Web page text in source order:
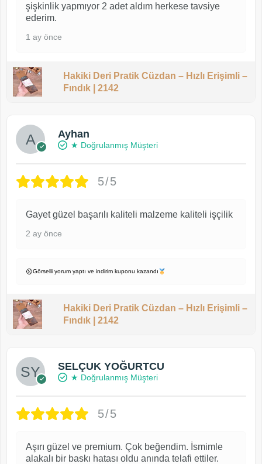
şişkinlik yapmıyor 2 adet aldım herkese tavsiye
ederim.
1 ay önce
Hakiki Deri Pratik Cüzdan – Hızlı Erişimli –
Fındık | 2142
Ayhan
★ Doğrulanmış Müşteri
5/5
Gayet güzel başarılı kaliteli malzeme kaliteli işçilik
2 ay önce
Görselli yorum yaptı ve indirim kuponu kazandı
Hakiki Deri Pratik Cüzdan – Hızlı Erişimli –
Fındık | 2142
SELÇUK YOĞURTCU
★ Doğrulanmış Müşteri
5/5
Aşırı güzel ve premium. Çok beğendim. İsmimle
alakalı bir baskı hatası oldu anında telafi ettiler.